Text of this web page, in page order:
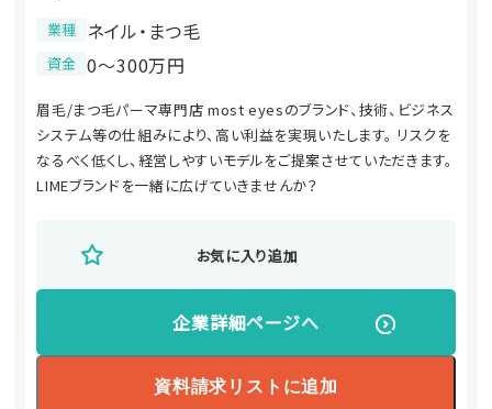
業種 ネイル・まつ毛
資金 0〜300万円
眉毛/まつ毛パーマ専門店 most eyesのブランド、技術、ビジネス
システム等の仕組みにより、高い利益を実現いたします。 リスクを
なるべく低くし、経営しやすいモデルをご提案させていただきます。
LIMEブランドを一緒に広げていきませんか？
お気に入り追加
企業詳細ページへ
資料請求リストに追加